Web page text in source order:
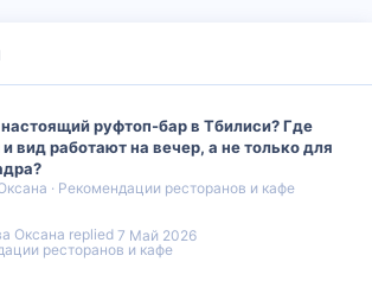
руфтоп-бар в Тбилиси? Где
вид работают на вечер, а не только для
Рекомендации ресторанов и кафе
ресторанов и кафе
7 Май 2026
Оксана